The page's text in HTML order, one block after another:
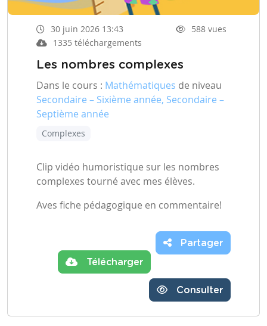
30 juin 2026 13:43
588 vues
1335 téléchargements
Les nombres complexes
Dans le cours : Mathématiques de niveau
Secondaire – Sixième année, Secondaire –
Septième année
Complexes
Clip vidéo humoristique sur les nombres
complexes tourné avec mes élèves.
Aves fiche pédagogique en commentaire!
Télécharger
Partager
Consulter